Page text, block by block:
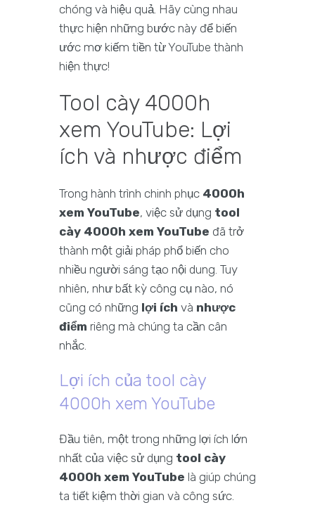
chóng và hiệu quả. Hãy cùng nhau
thực hiện những bước này để biến
ước mơ kiếm tiền từ YouTube thành
hiện thực!
Tool cày 4000h
xem YouTube: Lợi
ích và nhược điểm
Trong hành trình chinh phục 4000h
xem YouTube, việc sử dụng tool
cày 4000h xem YouTube đã trở
thành một giải pháp phổ biến cho
nhiều người sáng tạo nội dung. Tuy
nhiên, như bất kỳ công cụ nào, nó
cũng có những lợi ích và nhược
điểm riêng mà chúng ta cần cân
nhắc.
Lợi ích của tool cày
4000h xem YouTube
Đầu tiên, một trong những lợi ích lớn
nhất của việc sử dụng tool cày
4000h xem YouTube là giúp chúng
ta tiết kiệm thời gian và công sức.